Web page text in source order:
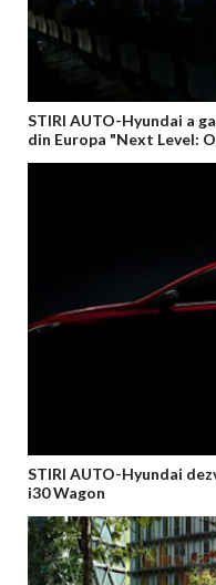
STIRI AUTO-Hyundai a
din Europa "Next Level:
STIRI AUTO-Hyundai
i30 Wagon